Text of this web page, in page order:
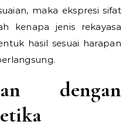
maka ekspresi sifat
kenapa jenis rekayasa
hasil sesuai harapan
dengan